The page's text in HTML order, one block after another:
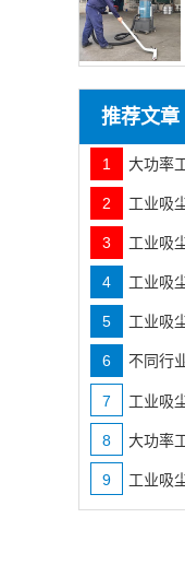
推荐文章
1 大功率
2 工业吸
3 工业吸
4 工业吸尘
5 工业吸
6 不同行业
7 工业吸
8 大功率
9 工业吸